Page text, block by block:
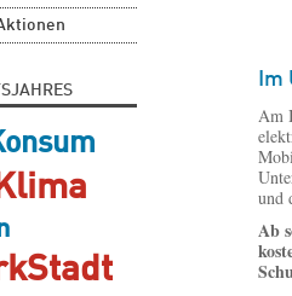
Klima
Am
und
Ab